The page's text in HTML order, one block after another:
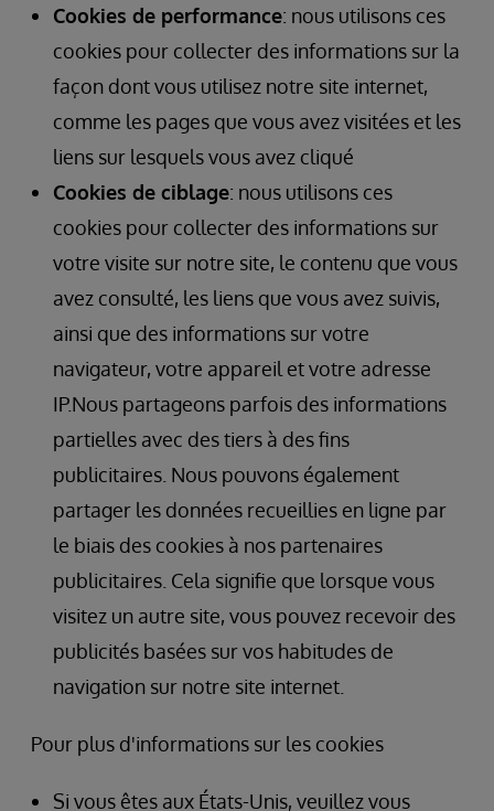
Cookies de performance: nous utilisons ces
cookies pour collecter des informations sur la
façon dont vous utilisez notre site internet,
comme les pages que vous avez visitées et les
liens sur lesquels vous avez cliqué
Cookies de ciblage: nous utilisons ces
cookies pour collecter des informations sur
votre visite sur notre site, le contenu que vous
avez consulté, les liens que vous avez suivis,
ainsi que des informations sur votre
navigateur, votre appareil et votre adresse
IP.Nous partageons parfois des informations
partielles avec des tiers à des fins
publicitaires. Nous pouvons également
partager les données recueillies en ligne par
le biais des cookies à nos partenaires
publicitaires. Cela signifie que lorsque vous
visitez un autre site, vous pouvez recevoir des
publicités basées sur vos habitudes de
navigation sur notre site internet.
Pour plus d'informations sur les cookies
Si vous êtes aux États-Unis, veuillez vous